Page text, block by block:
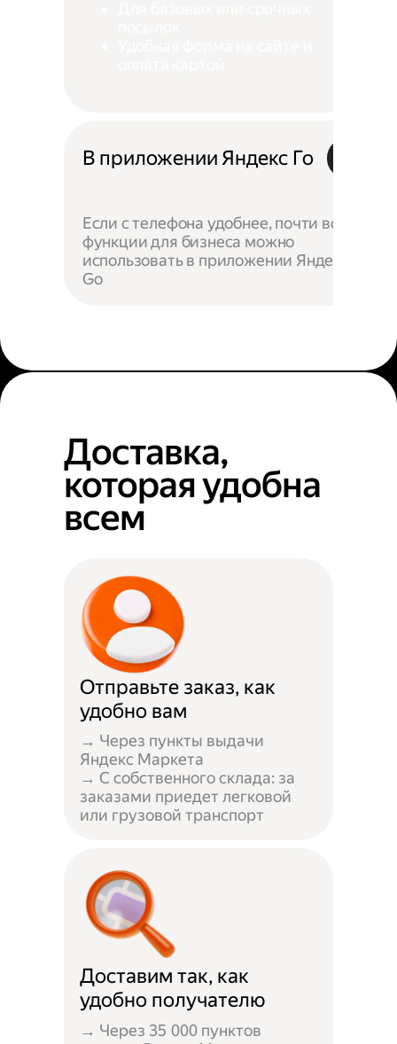
В приложении Яндекс Го
Если с телефона удобнее, почти все
функции для бизнеса можно
использовать в приложении Яндекс
Go
Доставка,
которая удобна
всем
Отправьте заказ, как
удобно вам
→ Через пункты выдачи
Яндекс Маркета
→ С собственного склада: за
заказами приедет легковой
или грузовой транспорт
Доставим так, как
удобно получателю
→ Через 35 000 пунктов